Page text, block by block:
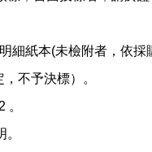
細紙本(未檢附者，依採
不予決標）。
。